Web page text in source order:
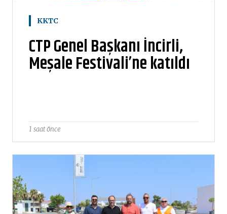
KKTC
CTP Genel Başkanı İncirli,
Meşale Festivali’ne katıldı
1 saat önce